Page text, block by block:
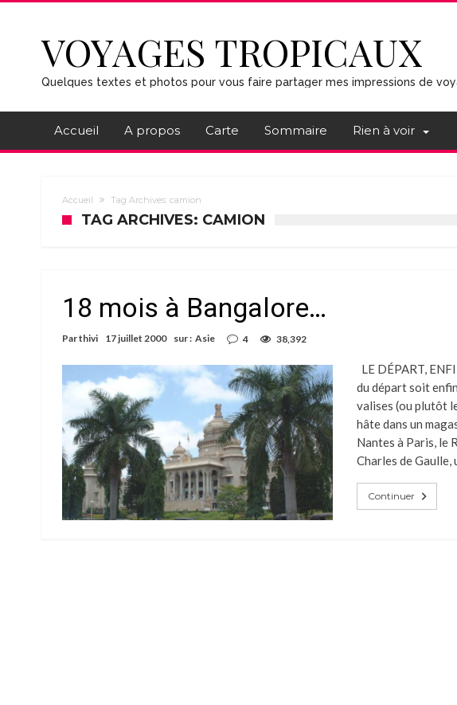
VOYAGES TROPICAUX
Quelques textes et photos pour vous faire partager mes impressions de
Accueil A propos Carte Sommaire Rien à voir
Accueil Tag Archives: camion
TAG ARCHIVES: CAMION
18 mois à Bangalore…
Parthivi 17 juillet 2000 sur : Asie 4 38,392
LE DÉPART,
du départ soit
valises (ou plutôt
hâte dans un
Nantes à Paris, le
Charles de
Continuer